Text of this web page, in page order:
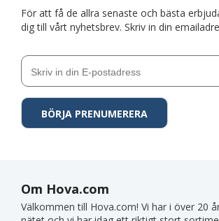
För att få de allra senaste och bästa
dig till vårt nyhetsbrev. Skriv in din
Om Hova.com
Välkommen till Hova.com! Vi har i över 20